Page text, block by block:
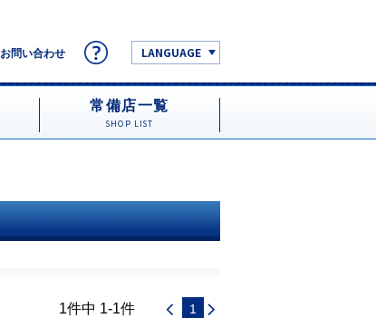
お問い合わせ LANGUAGE
常備店一覧
SHOP LIST
1件中 1-1件 1